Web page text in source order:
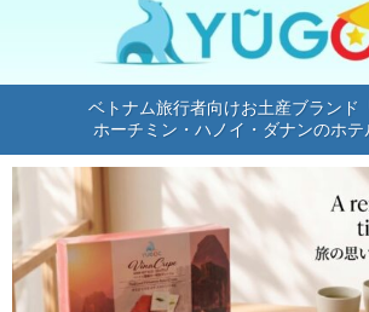
ベトナム旅行者向けお土産ブランド
ホーチミン・ハノイ・ダナンのホ